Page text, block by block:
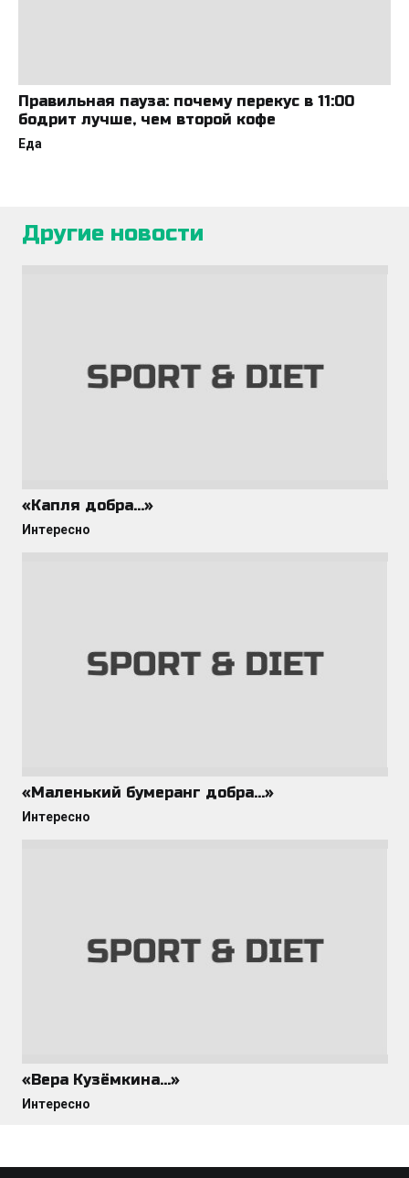
Правильная пауза: почему перекус в 11:00
бодрит лучше, чем второй кофе
Еда
Другие новости
«Капля добра…»
Интересно
«Маленький бумеранг добра…»
Интересно
«Вера Кузёмкина…»
Интересно